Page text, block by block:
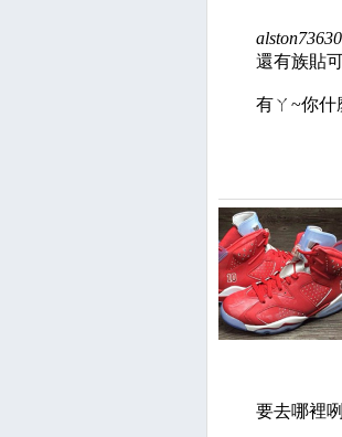
alston73630
還有族貼
有ㄚ~你什
要去哪裡